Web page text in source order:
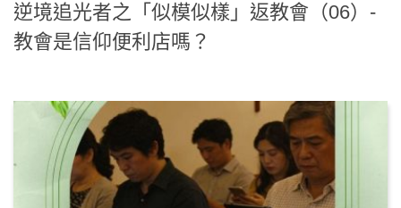
逆境追光者之「似模似樣」返教會（06）-
教會是信仰便利店嗎？